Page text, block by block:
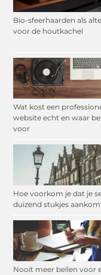
Bio-sfeerhaarden als
voor de houtkachel
Wat kost een
website echt en waar
voor
Hoe voorkom je dat je
duizend stukjes
Nooit meer bellen voor